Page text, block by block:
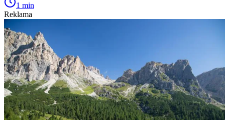
1 min
Reklama